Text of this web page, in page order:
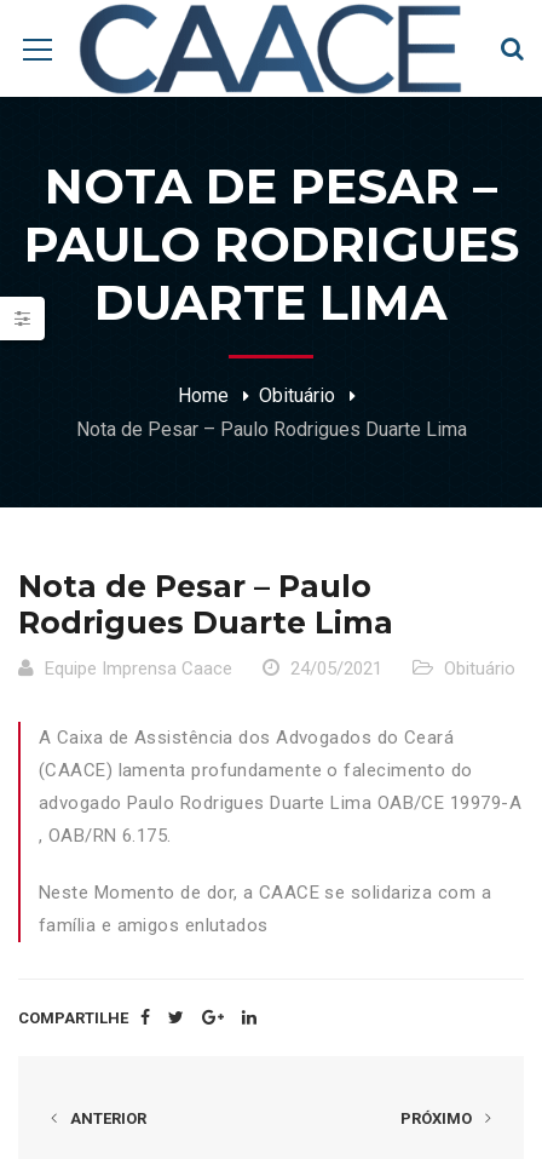
NOTA DE PESAR –
PAULO RODRIGUES
DUARTE LIMA
Home
Obituário
Nota de Pesar – Paulo Rodrigues Duarte Lima
Nota de Pesar – Paulo
Rodrigues Duarte Lima
Equipe Imprensa Caace 24/05/2021 Obituário
A Caixa de Assistência dos Advogados do Ceará
(CAACE) lamenta profundamente o falecimento do
advogado Paulo Rodrigues Duarte Lima OAB/CE 19979-A
, OAB/RN 6.175.
Neste Momento de dor, a CAACE se solidariza com a
família e amigos enlutados
COMPARTILHE
ANTERIOR PRÓXIMO